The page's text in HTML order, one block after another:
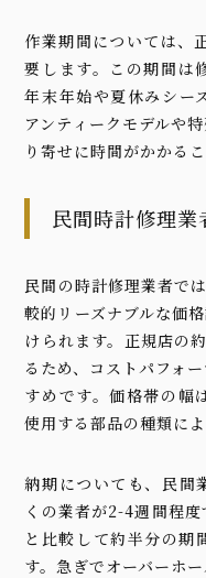
作業期間については、
要します。この期間は
年末年始や夏休みシー
アンティークモデルや
り寄せに時間がかかる
民間時計修理
民間の時計修理業者で
較的リーズナブルな価
けられます。正規店の
るため、コストパフォ
すめです。価格帯の幅
使用する部品の種類によ
納期についても、民間
くの業者が2-4週間程
と比較して約半分の期
す。急ぎでオーバーホ